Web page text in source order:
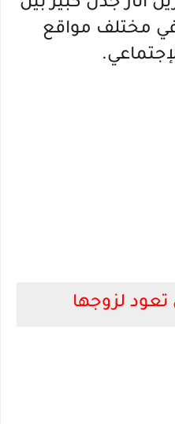
أثار جدل كبير بين
مختلف مواقع
تعود لزوجها